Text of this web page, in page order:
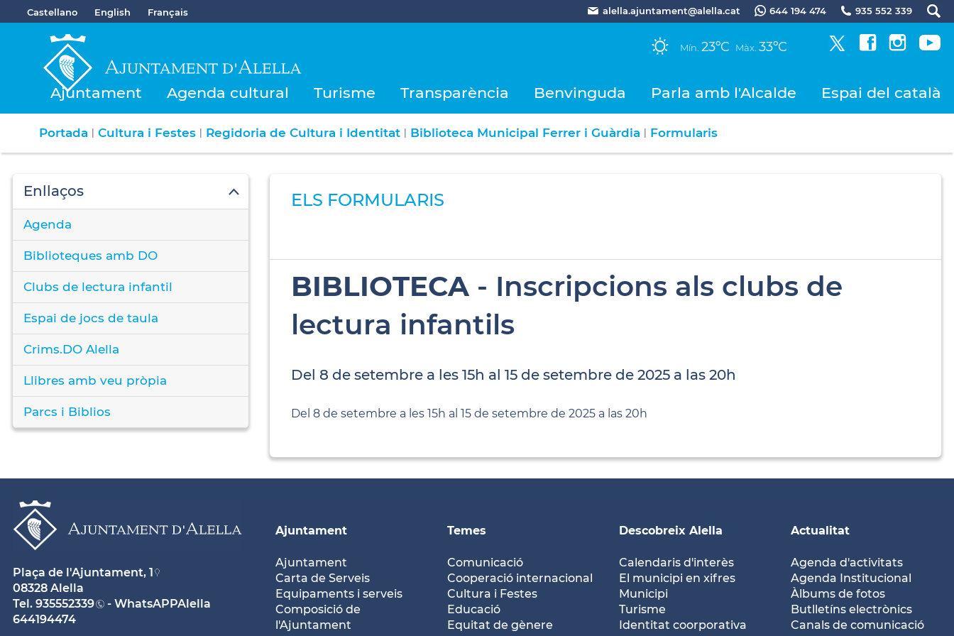
Castellano English Français alella.ajuntament@alella.cat 644 194 474 935 552 339
Mín. 23ºC Màx. 33ºC
Ajuntament Agenda cultural Turisme Transparència Benvinguda Parla amb l'Alcalde Espai del català
Portada | Cultura i Festes | Regidoria de Cultura i Identitat | Biblioteca Municipal Ferrer i Guàrdia | Formularis
Enllaços
Agenda
Biblioteques amb DO
Clubs de lectura infantil
Espai de jocs de taula
Crims.DO Alella
Llibres amb veu pròpia
Parcs i Biblios
ELS FORMULARIS
BIBLIOTECA- Inscripcions als clubs de
lectura infantils
Del 8 de setembre a les 15h al 15 de setembre de 2025 a las 20h
Del 8 de setembre a les 15h al 15 de setembre de 2025 a las 20h
Ajuntament
Ajuntament
Carta de Serveis
Equipaments i serveis
Composició de
l'Ajuntament
Temes
Comunicació
Cooperació internacional
Cultura i Festes
Educació
Equitat de gènere
Descobreix Alella
Calendaris d'interès
El municipi en xifres
Municipi
Turisme
Identitat coorporativa
Actualitat
Agenda d'activitats
Agenda Institucional
Àlbums de fotos
Butlletíns electrònics
Canals de comunicació
Plaça de l'Ajuntament, 1
08328 Alella
Tel. 935552339
- WhatsAPPAlella
644194474